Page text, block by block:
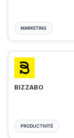
MARKETING
BIZZABO
PRODUCTIVITÉ